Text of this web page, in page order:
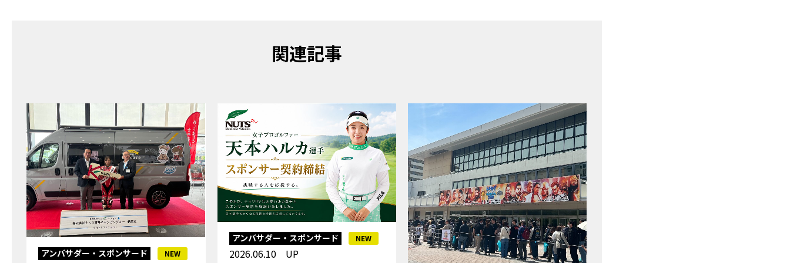
関連記事
アンバサダー・スポンサード NEW
アンバサダー・スポンサード NEW
2026.06.10 UP